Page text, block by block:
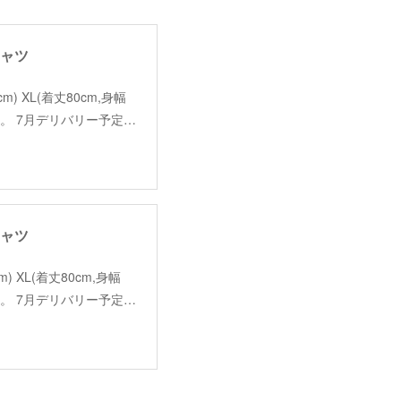
ツ
XL(着丈80cm,身幅
7月デリバリー予定…
ツ
XL(着丈80cm,身幅
7月デリバリー予定…